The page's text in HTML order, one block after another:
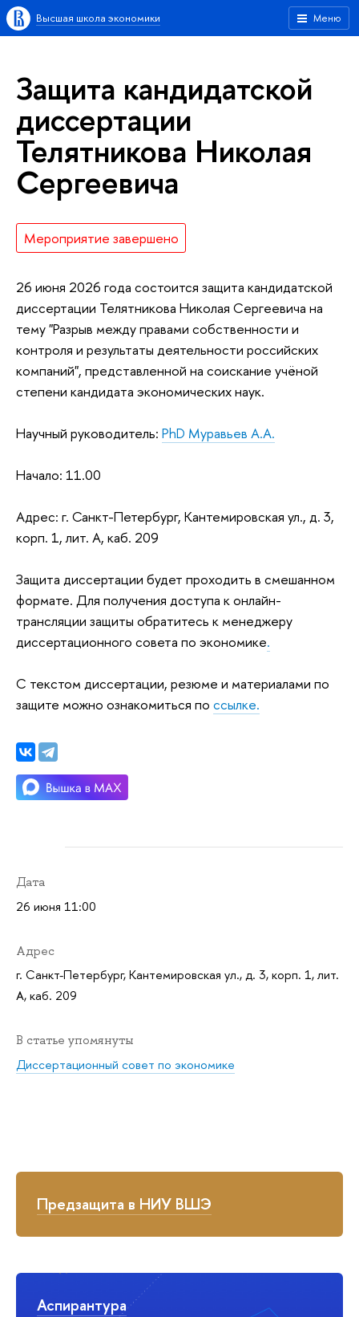
Меню
Высшая школа экономики
Предзащита в НИУ ВШЭ
Аспирантура
Защита кандидатской
диссертации
Телятникова Николая
Сергеевича
Мероприятие завершено
26 июня 2026 года состоится защита кандидатской
диссертации Телятникова Николая Сергеевича на
тему "Разрыв между правами собственности и
контроля и результаты деятельности российских
компаний", представленной на соискание учёной
степени кандидата экономических наук.
Научный руководитель: PhD Муравьев А.А.
Начало: 11.00
Адрес: г. Санкт-Петербург, Кантемировская ул., д. 3,
корп. 1, лит. А, каб. 209
Защита диссертации будет проходить в смешанном
формате. Для получения доступа к онлайн-
трансляции защиты обратитесь к менеджеру
диссертационного совета по экономике.
С текстом диссертации, резюме и материалами по
защите можно ознакомиться по ссылке.
Дата
26 июня 11:00
Адрес
г. Санкт-Петербург, Кантемировская ул., д. 3, корп. 1, лит.
А, каб. 209
В статье упомянуты
Диссертационный совет по экономике